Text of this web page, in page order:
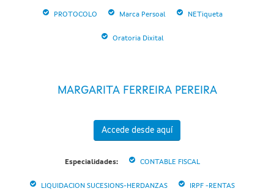
PROTOCOLO Marca Persoal NETiqueta
Oratoria Dixital
MARGARITA FERREIRA PEREIRA
Accede desde aquí
Especialidades: CONTABLE FISCAL
LIQUIDACION SUCESIONS-HERDANZAS IRPF -RENTAS